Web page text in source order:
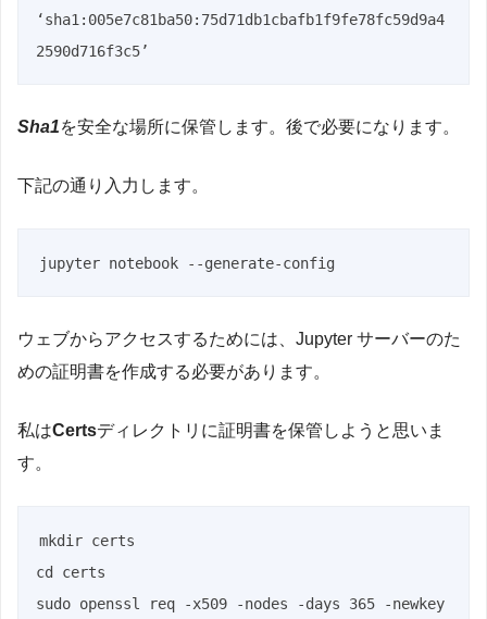
‘sha1:005e7c81ba50:75d71db1cbafb1f9fe78fc59d9a4
2590d716f3c5’
Sha1を安全な場所に保管します。後で必要になります。
下記の通り入力します。
jupyter notebook --generate-config
ウェブからアクセスするためには、Jupyter サーバーのた
めの証明書を作成する必要があります。
私はCertsディレクトリに証明書を保管しようと思いま
す。
mkdir certs
cd certs
sudo openssl req -x509 -nodes -days 365 -newkey